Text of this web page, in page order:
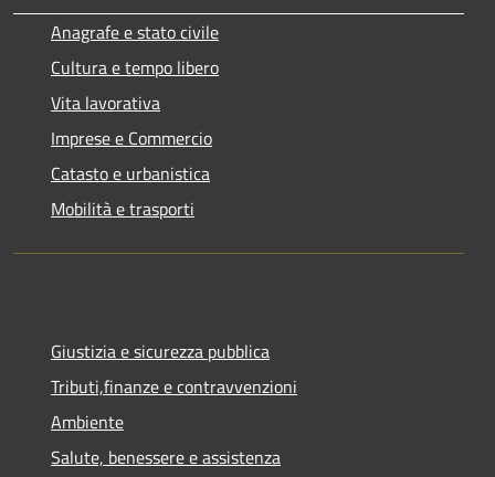
Anagrafe e stato civile
Cultura e tempo libero
Vita lavorativa
Imprese e Commercio
Catasto e urbanistica
Mobilità e trasporti
Giustizia e sicurezza pubblica
Tributi,finanze e contravvenzioni
Ambiente
Salute, benessere e assistenza